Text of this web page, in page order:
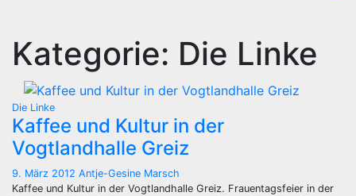
Kategorie: Die Linke
Die Linke
Kaffee und Kultur in der
Vogtlandhalle Greiz
9. März 2012 Antje-Gesine Marsch
Kaffee und Kultur in der Vogtlandhalle Greiz. Frauentagsfeier in der